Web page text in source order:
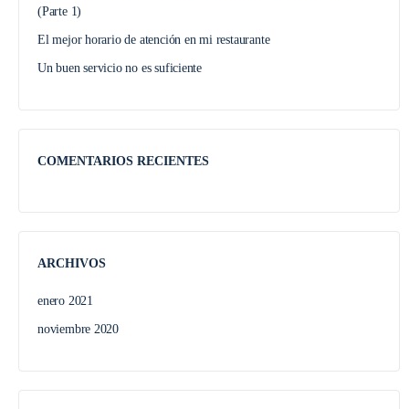
(Parte 1)
El mejor horario de atención en mi restaurante
Un buen servicio no es suficiente
COMENTARIOS RECIENTES
ARCHIVOS
enero 2021
noviembre 2020